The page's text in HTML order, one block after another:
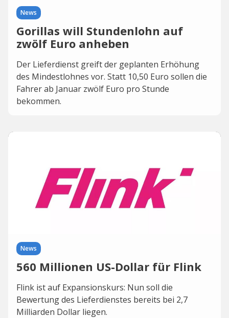
News
Gorillas will Stundenlohn auf
zwölf Euro anheben
Der Lieferdienst greift der geplanten Erhöhung
des Mindestlohnes vor. Statt 10,50 Euro sollen die
Fahrer ab Januar zwölf Euro pro Stunde
bekommen.
News
560 Millionen US-Dollar für Flink
Flink ist auf Expansionskurs: Nun soll die
Bewertung des Lieferdienstes bereits bei 2,7
Milliarden Dollar liegen.